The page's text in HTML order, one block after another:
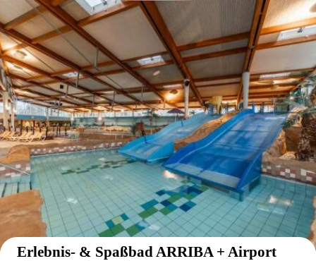
Auf der Karte anzeigen
Erlebnis- & Spaßbad ARRIBA + Airport